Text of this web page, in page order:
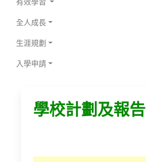
全人成長
生涯規劃
入學申請
學校計劃及報告